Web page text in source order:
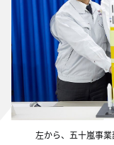
左から、五十嵐事